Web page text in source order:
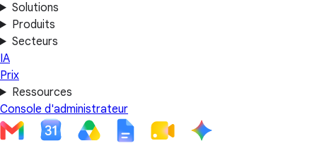
Solutions
Produits
Secteurs
IA
Prix
Ressources
Console d'administrateur